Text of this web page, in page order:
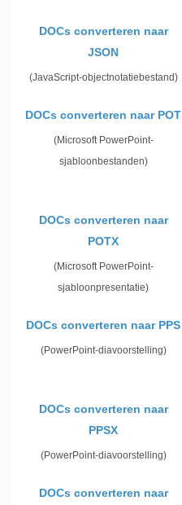
DOCs converteren naar
JSON
(JavaScript-objectnotatiebestand)
DOCs converteren naar POT
(Microsoft PowerPoint-
sjabloonbestanden)
DOCs converteren naar
POTX
(Microsoft PowerPoint-
sjabloonpresentatie)
DOCs converteren naar PPS
(PowerPoint-diavoorstelling)
DOCs converteren naar
PPSX
(PowerPoint-diavoorstelling)
DOCs converteren naar